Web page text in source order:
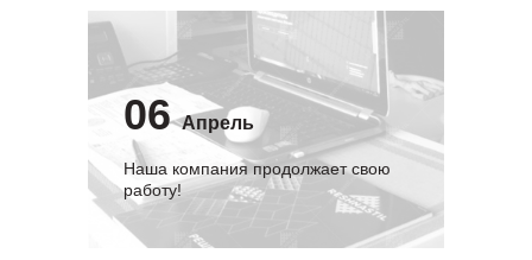
06 Апрель
Наша компания продолжает свою
работу!